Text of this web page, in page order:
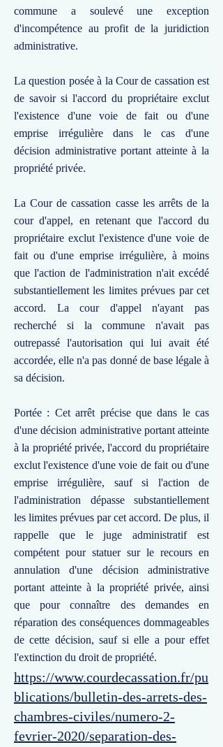
commune a soulevé une exception
d'incompétence au profit de la juridiction
administrative.
La question posée à la Cour de cassation est
de savoir si l'accord du propriétaire exclut
l'existence d'une voie de fait ou d'une
emprise irrégulière dans le cas d'une
décision administrative portant atteinte à la
propriété privée.
La Cour de cassation casse les arrêts de la
cour d'appel, en retenant que l'accord du
propriétaire exclut l'existence d'une voie de
fait ou d'une emprise irrégulière, à moins
que l'action de l'administration n'ait excédé
substantiellement les limites prévues par cet
accord. La cour d'appel n'ayant pas
recherché si la commune n'avait pas
outrepassé l'autorisation qui lui avait été
accordée, elle n'a pas donné de base légale à
sa décision.
Portée : Cet arrêt précise que dans le cas
d'une décision administrative portant atteinte
à la propriété privée, l'accord du propriétaire
exclut l'existence d'une voie de fait ou d'une
emprise irrégulière, sauf si l'action de
l'administration dépasse substantiellement
les limites prévues par cet accord. De plus, il
rappelle que le juge administratif est
compétent pour statuer sur le recours en
annulation d'une décision administrative
portant atteinte à la propriété privée, ainsi
que pour connaître des demandes en
réparation des conséquences dommageables
de cette décision, sauf si elle a pour effet
l'extinction du droit de propriété.
https://www.courdecassation.fr/pu
blications/bulletin-des-arrets-des-
chambres-civiles/numero-2-
fevrier-2020/separation-des-